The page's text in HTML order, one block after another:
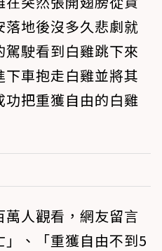
地後沒多久悲劇就
駛看到白雞跳下來
車抱走白雞並將其
把重獲自由的白雞
人觀看，網友留言
、「重獲自由不到5